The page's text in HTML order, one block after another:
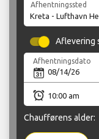
Afhentningssted
Aflevering
Afhentningsdato
Chaufførens alder: